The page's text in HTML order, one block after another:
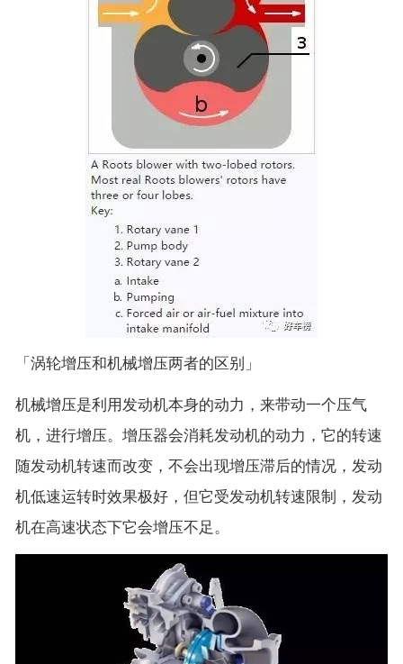
「涡轮增压和机械增压两者的区别」
机械增压是利用发动机本身的动力，来带动一个压气
机，进行增压。增压器会消耗发动机的动力，它的转速
随发动机转速而改变，不会出现增压滞后的情况，发动
机低速运转时效果极好，但它受发动机转速限制，发动
机在高速状态下它会增压不足。